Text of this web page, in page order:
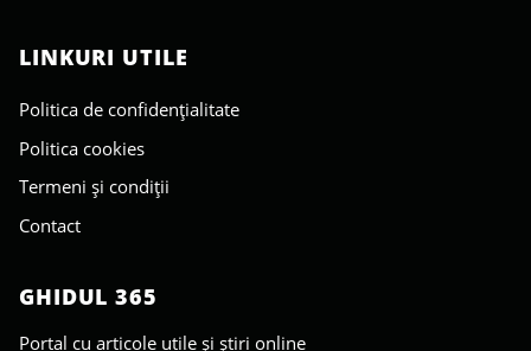
LINKURI UTILE
Politica de confidențialitate
Politica cookies
Termeni și condiții
Contact
GHIDUL 365
Portal cu articole utile și știri online